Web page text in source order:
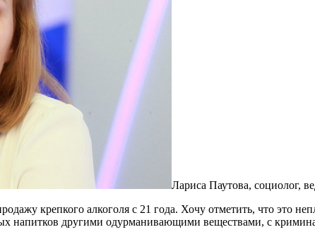
Лариса Паутова, социолог,
крепкого алкоголя с 21 года. Хочу отметить, что это
напитков другими одурманивающими веществами, с